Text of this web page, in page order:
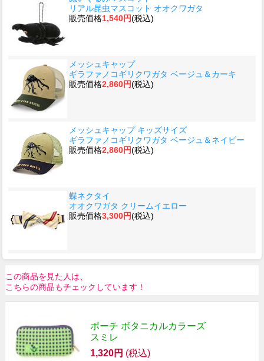
リアル昆虫マスコット オオクワガタ
販売価格1,540円(税込)
メッシュキャップ
ギラファノコギリクワガタ ベージュ＆カーキ
販売価格2,860円(税込)
メッシュキャップ キッズサイズ
ギラファノコギリクワガタ ベージュ＆ネイビー
販売価格2,860円(税込)
蝶ネクタイ
オオクワガタ クリームイエロー
販売価格3,300円(税込)
この商品を見た人は、
こちらの商品もチェックしています！
ポーチ ボタニカルカラーズ
スミレ
1,320円 (税込)